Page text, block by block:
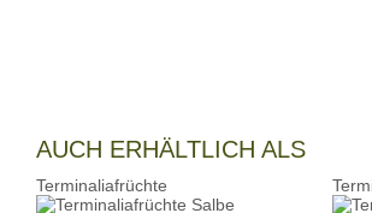
AUCH ERHÄLTLICH ALS
Terminaliafrüchte